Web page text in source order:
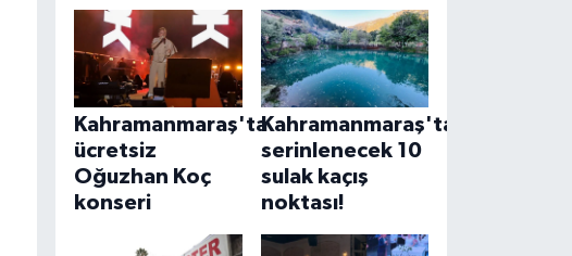
Kahramanmaraş'ta
ücretsiz
Oğuzhan Koç
konseri
Kahramanmaraş'ta
serinlenecek 10
sulak kaçış
noktası!